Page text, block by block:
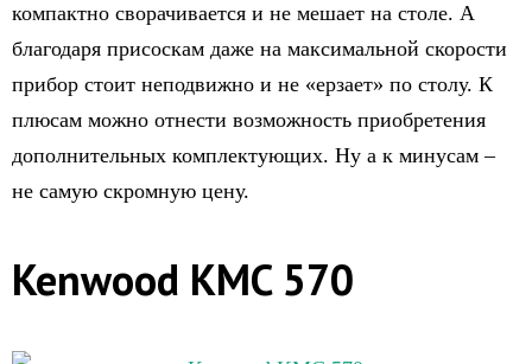
компактно сворачивается и не мешает на столе. А
благодаря присоскам даже на максимальной скорости
прибор стоит неподвижно и не «ерзает» по столу. К
плюсам можно отнести возможность приобретения
дополнительных комплектующих. Ну а к минусам –
не самую скромную цену.
Kenwood KMC 570